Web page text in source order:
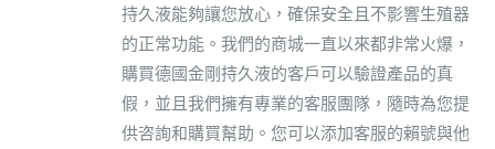
持久液能夠讓您放心，確保安全且不影響生殖器
的正常功能。我們的商城一直以來都非常火爆，
購買德國金剛持久液的客戶可以驗證產品的真
假，並且我們擁有專業的客服團隊，隨時為您提
供咨詢和購買幫助。您可以添加客服的賴號與他